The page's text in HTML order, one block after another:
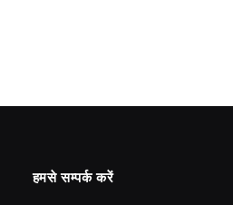
हमसे सम्पर्क करें